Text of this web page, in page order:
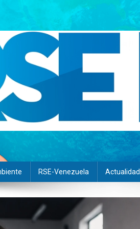
RSE-Venezuela Actualidad